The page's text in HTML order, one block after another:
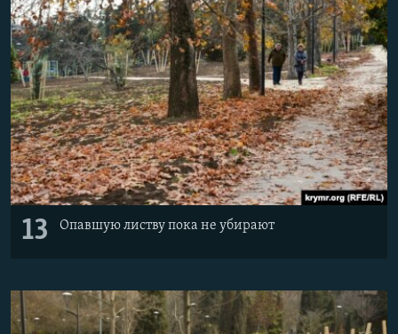
13 Опавшую листву пока не убирают